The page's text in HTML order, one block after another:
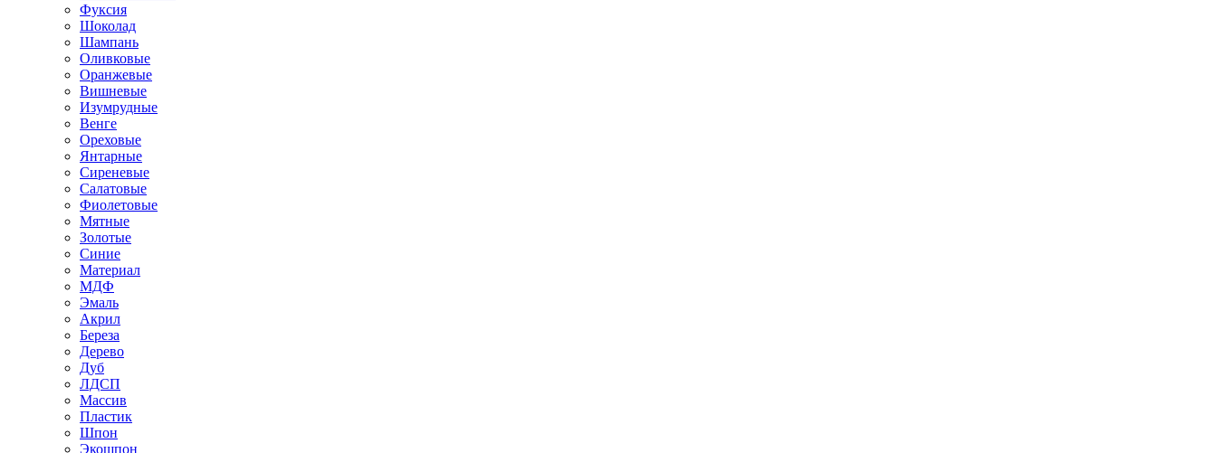
Фуксия
Шоколад
Шампань
Оливковые
Оранжевые
Вишневые
Изумрудные
Венге
Ореховые
Янтарные
Сиреневые
Салатовые
Фиолетовые
Мятные
Золотые
Синие
Материал
МДФ
Эмаль
Акрил
Береза
Дерево
Дуб
ЛДСП
Массив
Пластик
Шпон
Экошпон